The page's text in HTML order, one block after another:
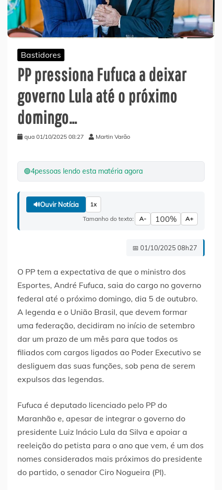
Bastidores
PP pressiona Fufuca a deixar
governo Lula até o próximo
domingo…
qua 01/10/2025 08:27 Martin Varão
🟢4pessoas lendo esta matéria agora
🔊Ouvir Notícia 1x
Tamanho do texto: A- 100% A+
📅 01/10/2025 08h27
O PP tem a expectativa de que o ministro dos
Esportes, André Fufuca, saia do cargo no governo
federal até o próximo domingo, dia 5 de outubro.
A legenda e o União Brasil, que devem formar
uma federação, decidiram no início de setembro
dar um prazo de um mês para que todos os
filiados com cargos ligados ao Poder Executivo se
desliguem das suas funções, sob pena de serem
expulsos das legendas.
Fufuca é deputado licenciado pelo PP do
Maranhão e, apesar de integrar o governo do
presidente Luiz Inácio Lula da Silva e apoiar a
reeleição do petista para o ano que vem, é um dos
nomes considerados mais próximos do presidente
do partido, o senador Ciro Nogueira (PI).